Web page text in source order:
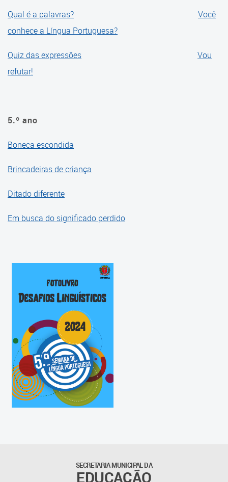
Qual é a palavras?
Você
conhece a Língua Portuguesa?
Quiz das expressões
Vou
refutar!
5.º ano
Boneca escondida
Brincadeiras de criança
Ditado diferente
Em busca do significado perdido
SECRETARIA MUNICIPAL DA
EDUCAÇÃO